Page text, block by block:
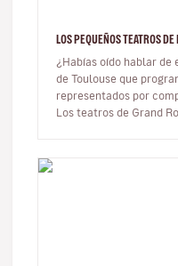
LOS PEQUEÑOS TEATROS
¿Habías oído hablar de
de Toulouse que
representados por
Los teatros de Grand